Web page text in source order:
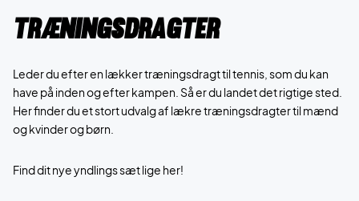
Træningsdragter
Leder du efter en lækker træningsdragt til tennis, som du kan
have på inden og efter kampen. Så er du landet det rigtige sted.
Her finder du et stort udvalg af lækre træningsdragter til mænd
og kvinder og børn.
Find dit nye yndlings sæt lige her!